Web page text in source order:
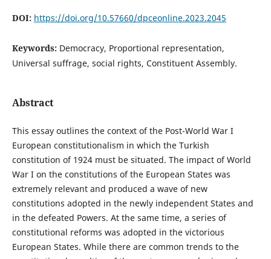
DOI: https://doi.org/10.57660/dpceonline.2023.2045
Keywords: Democracy, Proportional representation,
Universal suffrage, social rights, Constituent Assembly.
Abstract
This essay outlines the context of the Post-World War I
European constitutionalism in which the Turkish
constitution of 1924 must be situated. The impact of World
War I on the constitutions of the European States was
extremely relevant and produced a wave of new
constitutions adopted in the newly independent States and
in the defeated Powers. At the same time, a series of
constitutional reforms was adopted in the victorious
European States. While there are common trends to the